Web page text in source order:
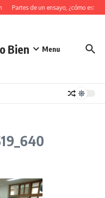
Partes de un ensayo, ¿cómo
Bien Menu